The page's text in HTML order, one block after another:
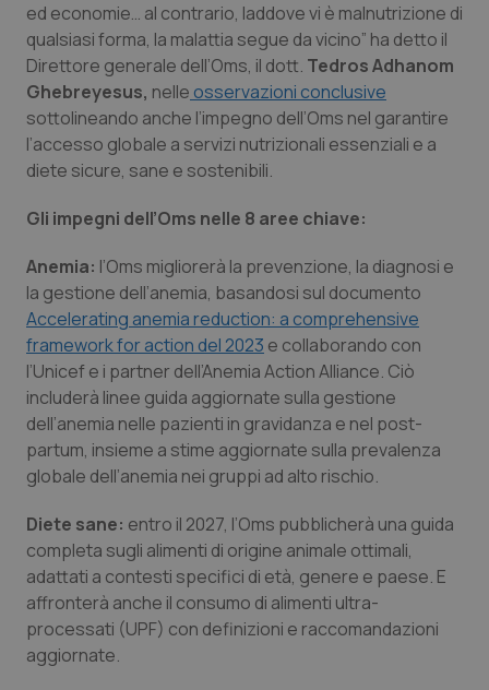
Valle D’Aosta
Veneto
Oncodermatologia
Oncoematologia
Oncologia & Nutrizione
Quotidiano Cardiologia
Quotidiano Chirurgia
Quotidiano Oncologia
Quotidiano Pediatria
Rene & patologie urogenitali
Salute orale & impianti
Sangue & coagulazione
Tiroide
ed economie… al contrario, laddove vi è malnutrizione di
qualsiasi forma, la malattia segue da vicino” ha detto il
Direttore generale dell’Oms, il dott. Tedros Adhanom
Ghebreyesus, nelle osservazioni conclusive
sottolineando anche l’impegno dell’Oms nel garantire
l’accesso globale a servizi nutrizionali essenziali e a
diete sicure, sane e sostenibili.
Gli impegni dell’Oms nelle 8 aree chiave:
Anemia: l’Oms migliorerà la prevenzione, la diagnosi e
la gestione dell’anemia, basandosi sul documento
Accelerating anemia reduction: a comprehensive
framework for action del 2023 e collaborando con
l’Unicef e i partner dell’Anemia Action Alliance. Ciò
includerà linee guida aggiornate sulla gestione
dell’anemia nelle pazienti in gravidanza e nel post-
partum, insieme a stime aggiornate sulla prevalenza
globale dell’anemia nei gruppi ad alto rischio.
Diete sane: entro il 2027, l’Oms pubblicherà una guida
completa sugli alimenti di origine animale ottimali,
adattati a contesti specifici di età, genere e paese. E
affronterà anche il consumo di alimenti ultra-
processati (UPF) con definizioni e raccomandazioni
aggiornate.